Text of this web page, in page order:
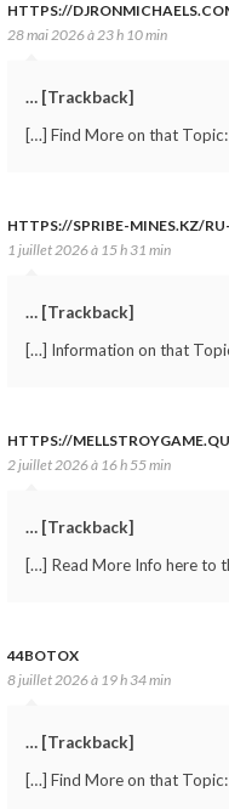
HTTPS://
28 mai 2026 à 23 h 10 min
… [Trackback]
[…] Find More on that
HTTPS://SPRIBE-MINES.KZ/
1 juillet 2026 à 15 h 31 min
… [Trackback]
[…] Information on that
HTTPS://
2 juillet 2026 à 16 h 55 min
… [Trackback]
[…] Read More Info here to
44BOTOX
8 juillet 2026 à 19 h 34 min
… [Trackback]
[…] Find More on that